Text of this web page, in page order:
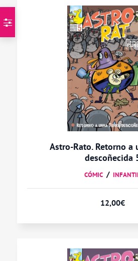
Astro-Rato. Retorno a
descoñecida
CÓMIC
12,00€